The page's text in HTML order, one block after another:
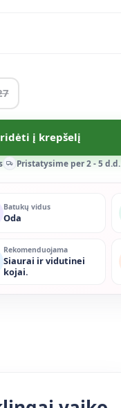
į krepšelį
Pristatysime per 2 - 5 d.d.
Batukų vidus
Oda
Rekomenduojama
Siaurai ir vidutinei
kojai.